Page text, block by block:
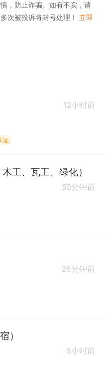
，防止诈骗。如有不实，请
次被投诉将封号处理！ 立即
12小时前
证
工、瓦工、绿化）
50分钟前
26分钟前
）
6小时前